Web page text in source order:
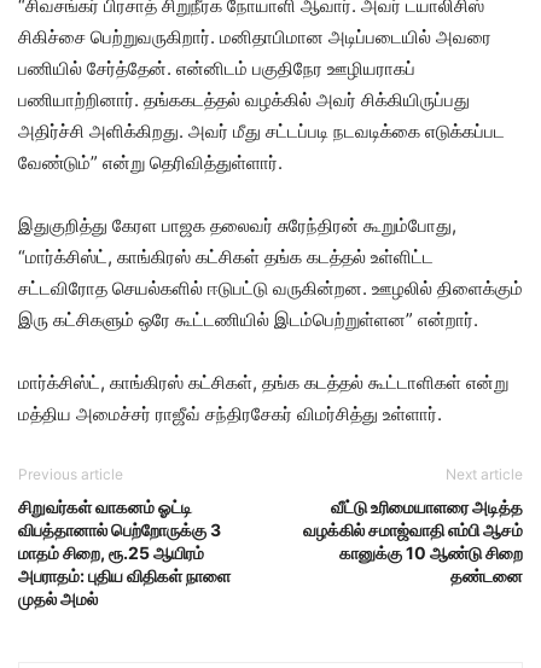
“சிவசங்கர் பிரசாத் சிறுநீரக நோயாளி ஆவார். அவர் டயாலிசிஸ்
சிகிச்சை பெற்றுவருகிறார். மனிதாபிமான அடிப்படையில் அவரை
பணியில் சேர்த்தேன். என்னிடம் பகுதிநேர ஊழியராகப்
பணியாற்றினார். தங்ககடத்தல் வழக்கில் அவர் சிக்கியிருப்பது
அதிர்ச்சி அளிக்கிறது. அவர் மீது சட்டப்படி நடவடிக்கை எடுக்கப்பட
வேண்டும்” என்று தெரிவித்துள்ளார்.
இதுகுறித்து கேரள பாஜக தலைவர் சுரேந்திரன் கூறும்போது,
“மார்க்சிஸ்ட், காங்கிரஸ் கட்சிகள் தங்க கடத்தல் உள்ளிட்ட
சட்டவிரோத செயல்களில் ஈடுபட்டு வருகின்றன. ஊழலில் திளைக்கும்
இரு கட்சிகளும் ஒரே கூட்டணியில் இடம்பெற்றுள்ளன” என்றார்.
மார்க்சிஸ்ட், காங்கிரஸ் கட்சிகள், தங்க கடத்தல் கூட்டாளிகள் என்று
மத்திய அமைச்சர் ராஜீவ் சந்திரசேகர் விமர்சித்து உள்ளார்.
Previous article
சிறுவர்கள் வாகனம் ஓட்டி
விபத்தானால் பெற்றோருக்கு 3
மாதம் சிறை, ரூ.25 ஆயிரம்
அபராதம்: புதிய விதிகள் நாளை
முதல் அமல்
Next article
வீட்டு உரிமையாளரை அடித்த
வழக்கில் சமாஜ்வாதி எம்பி ஆசம்
கானுக்கு 10 ஆண்டு சிறை
தண்டனை